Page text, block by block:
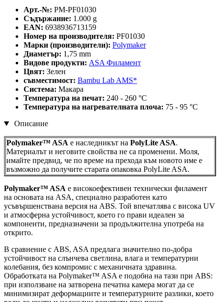
Арт.-№: PM-PF01030
Съдържание: 1.000 g
EAN: 6938936713159
Номер на производителя: PF01030
Марки (производители): Polymaker
Диаметър: 1,75 mm
Видове продукти: ASA Филамент
Цвят: Зелен
съвместимост: Bambu Lab AMS*
Система: Макара
Температура на печат: 240 - 260 °C
Температура на нагревателната плоча: 75 - 95 °C
Описание
Polymaker™ ASA е наследникът на PolyLite ASA.
Материалът и неговите свойства не са променени. Моля,
имайте предвид, че по време на прехода към новото име е
възможно да получите старата опаковка PolyLite ASA.
Polymaker™ ASA е високоефективен технически филамент
на основата на ASA, специално разработен като
усъвършенствана версия на ABS. Той впечатлява с висока UV
и атмосферна устойчивост, което го прави идеален за
компоненти, предназначени за продължителна употреба на
открито.
В сравнение с ABS, ASA предлага значително по-добра
устойчивост на слънчева светлина, влага и температурни
колебания, без компромис с механичната здравина.
Обработката на Polymaker™ ASA е подобна на тази при ABS:
при използване на затворена печатна камера могат да се
минимизират деформациите и температурните разлики, което